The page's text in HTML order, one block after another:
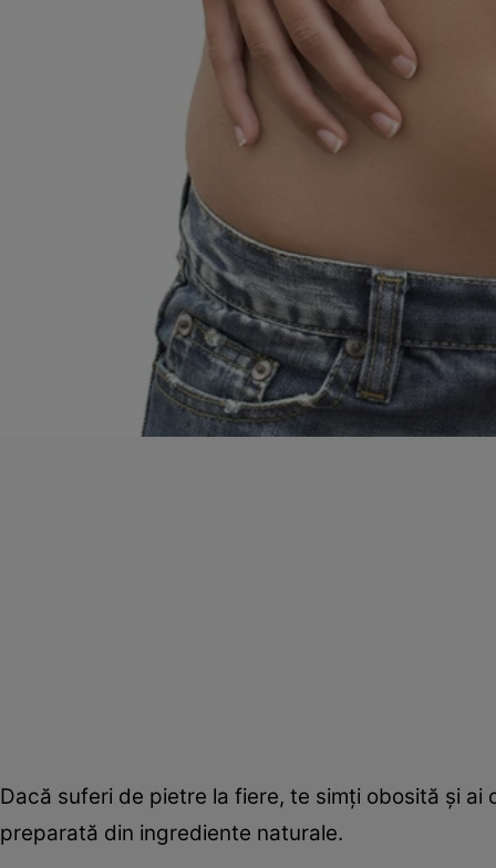
Dacă suferi de pietre la fiere, te simţi obosită şi
preparată din ingrediente naturale.